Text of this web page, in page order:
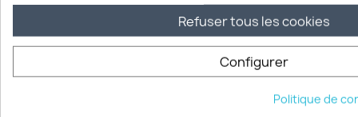
Vous pouvez vous désinscrire à tout moment. Vous trouverez pour
cela nos informations de contact dans les conditions d'utilisation
Refuser tous les cookies
Configurer
Politique de